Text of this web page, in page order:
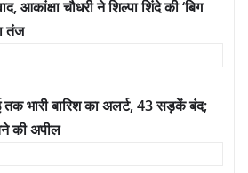
आकांक्षा चौधरी ने शिल्पा शिंदे की ‘बिग
तंज
भारी बारिश का अलर्ट, 43 सड़कें बंद;
की अपील